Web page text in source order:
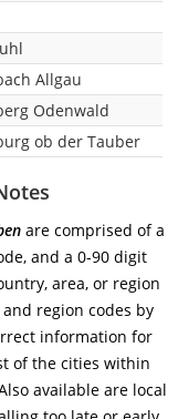
Allgau
Odenwald
ob der Tauber
are comprised of a
and a 0-90 digit
area, or region
region codes by
information for
of the cities within
available are local